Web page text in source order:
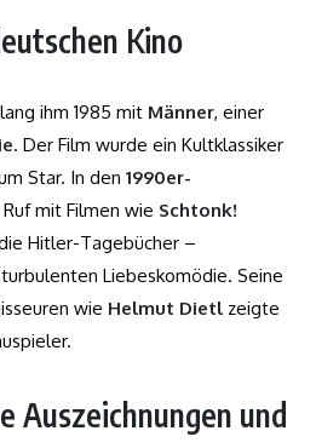
Kino
ihm 1985 mit Männer, einer
. Der Film wurde ein Kultklassiker
Star. In den 1990er-
mit Filmen wie Schtonk!
Hitler-Tagebücher –
Liebeskomödie. Seine
wie Helmut Dietl zeigte
Auszeichnungen und